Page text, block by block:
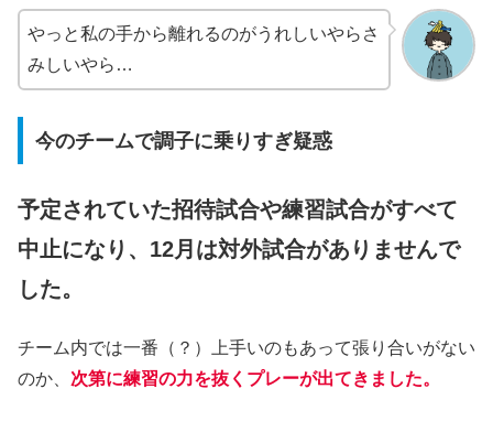
やっと私の手から離れるのがうれしいやらさ
みしいやら…
今のチームで調子に乗りすぎ疑惑
予定されていた招待試合や練習試合がすべて
中止になり、12月は対外試合がありませんで
した。
チーム内では一番（？）上手いのもあって張り合いがない
のか、 次第に練習の力を抜くプレーが出てきました。